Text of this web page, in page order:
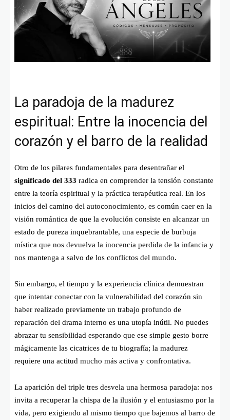
La paradoja de la madurez
espiritual: Entre la inocencia del
corazón y el barro de la realidad
Otro de los pilares fundamentales para desentrañar el
significado del 333 radica en comprender la tensión constante
entre la teoría espiritual y la práctica terapéutica real. En los
inicios del camino del autoconocimiento, es común caer en la
visión romántica de que la evolución consiste en alcanzar un
estado de pureza inquebrantable, una especie de burbuja
mística que nos devuelva la inocencia perdida de la infancia y
nos mantenga a salvo de los conflictos del mundo.
Sin embargo, el tiempo y la experiencia clínica demuestran
que intentar conectar con la vulnerabilidad del corazón sin
haber realizado previamente un trabajo profundo de
reparación del drama interno es una utopía inútil. No puedes
abrazar tu sensibilidad esperando que ese simple gesto borre
mágicamente las cicatrices de tu biografía; la madurez
requiere una actitud mucho más activa y confrontativa.
La aparición del triple tres desvela una hermosa paradoja: nos
invita a recuperar la chispa de la ilusión y el entusiasmo por la
vida, pero exigiendo al mismo tiempo que bajemos al barro de